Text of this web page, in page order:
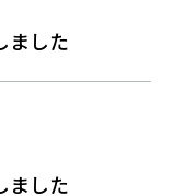
支部
」要綱
ました
ました